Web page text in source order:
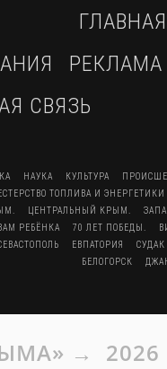
ГЛАВНАЯ
РЕКЛАМА
СВЯЗЬ
НАУКА КУЛЬТУРА
ТОПЛИВА И
ЦЕНТРАЛЬНЫЙ КРЫМ.
РЕБЁНКА 70 ЛЕТ ПОБЕДЫ.
ЕВПАТОРИЯ
СУДАК
БЕЛОГОРСК
→ 2026